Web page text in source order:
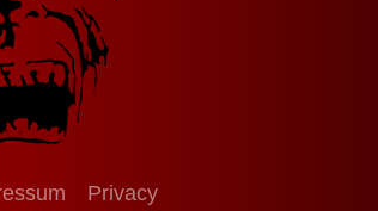
Privacy